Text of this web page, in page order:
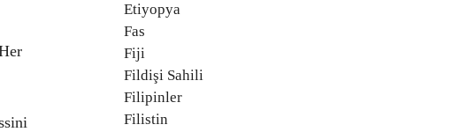
Etiyopya
Fas
Fiji
Fildişi Sahili
Filipinler
Filistin